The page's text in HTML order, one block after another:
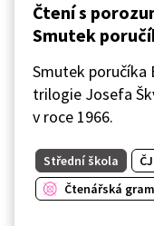
Čtení s
Smutek
Smutek poručíka
trilogie Josefa
v roce 1966.
Střední škola
Čtenářská